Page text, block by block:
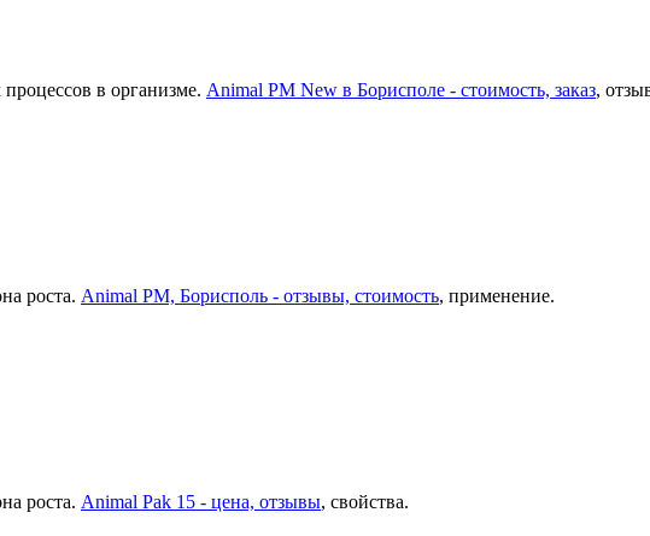
в организме. Animal PM New в Борисполе - стоимость, заказ,
роста. Animal PM, Борисполь - отзывы, стоимость, применение.
роста. Animal Pak 15 - цена, отзывы, свойства.